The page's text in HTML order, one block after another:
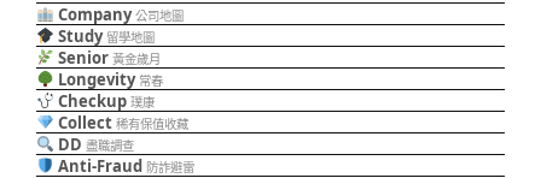
Company 公司地圖
Study 留學地圖
Senior 黃金歲月
Longevity 常春
Checkup 璞康
Collect 稀有保值收藏
DD 盡職調查
Anti-Fraud 防詐避雷